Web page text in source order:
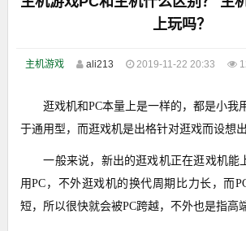
上玩吗？
主机游戏 ali213 2019-11-22 20:33
逛戏机和PC本量上是一样的，都是小我
于通用型，而逛戏机是出格针对逛戏而设想
一般来说，新出的逛戏机正在逛戏机能
用PC，不外逛戏机的换代周期比力长，而
短，所以很快就会被PC跨越，不外也是指高